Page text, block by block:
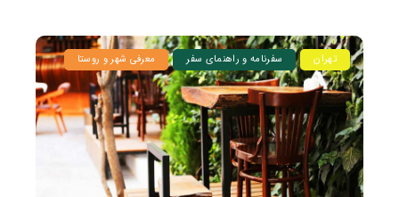
تهران سفرنامه و راهنمای سفر معرفی شهر و روستا